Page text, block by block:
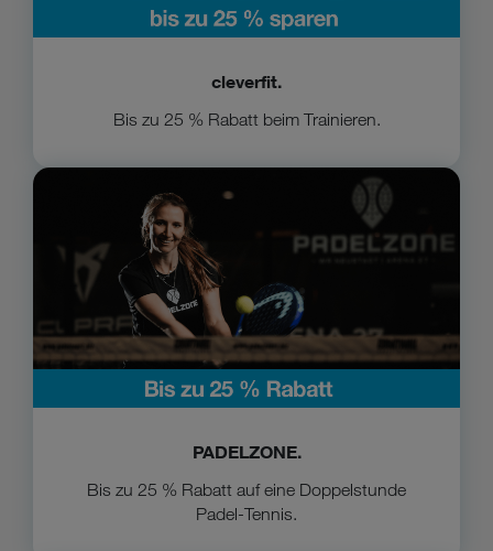
cleverfit.
Bis zu 25 % Rabatt beim Trainieren.
PADELZONE.
Bis zu 25 % Rabatt auf eine Doppelstunde
Padel-Tennis.
Zur Padelzone